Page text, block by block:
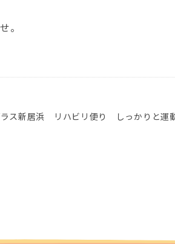
。
ス新居浜 リハビリ便り しっかりと運